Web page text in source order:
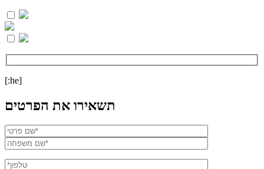
[:he]
תשאירו את הפרטים